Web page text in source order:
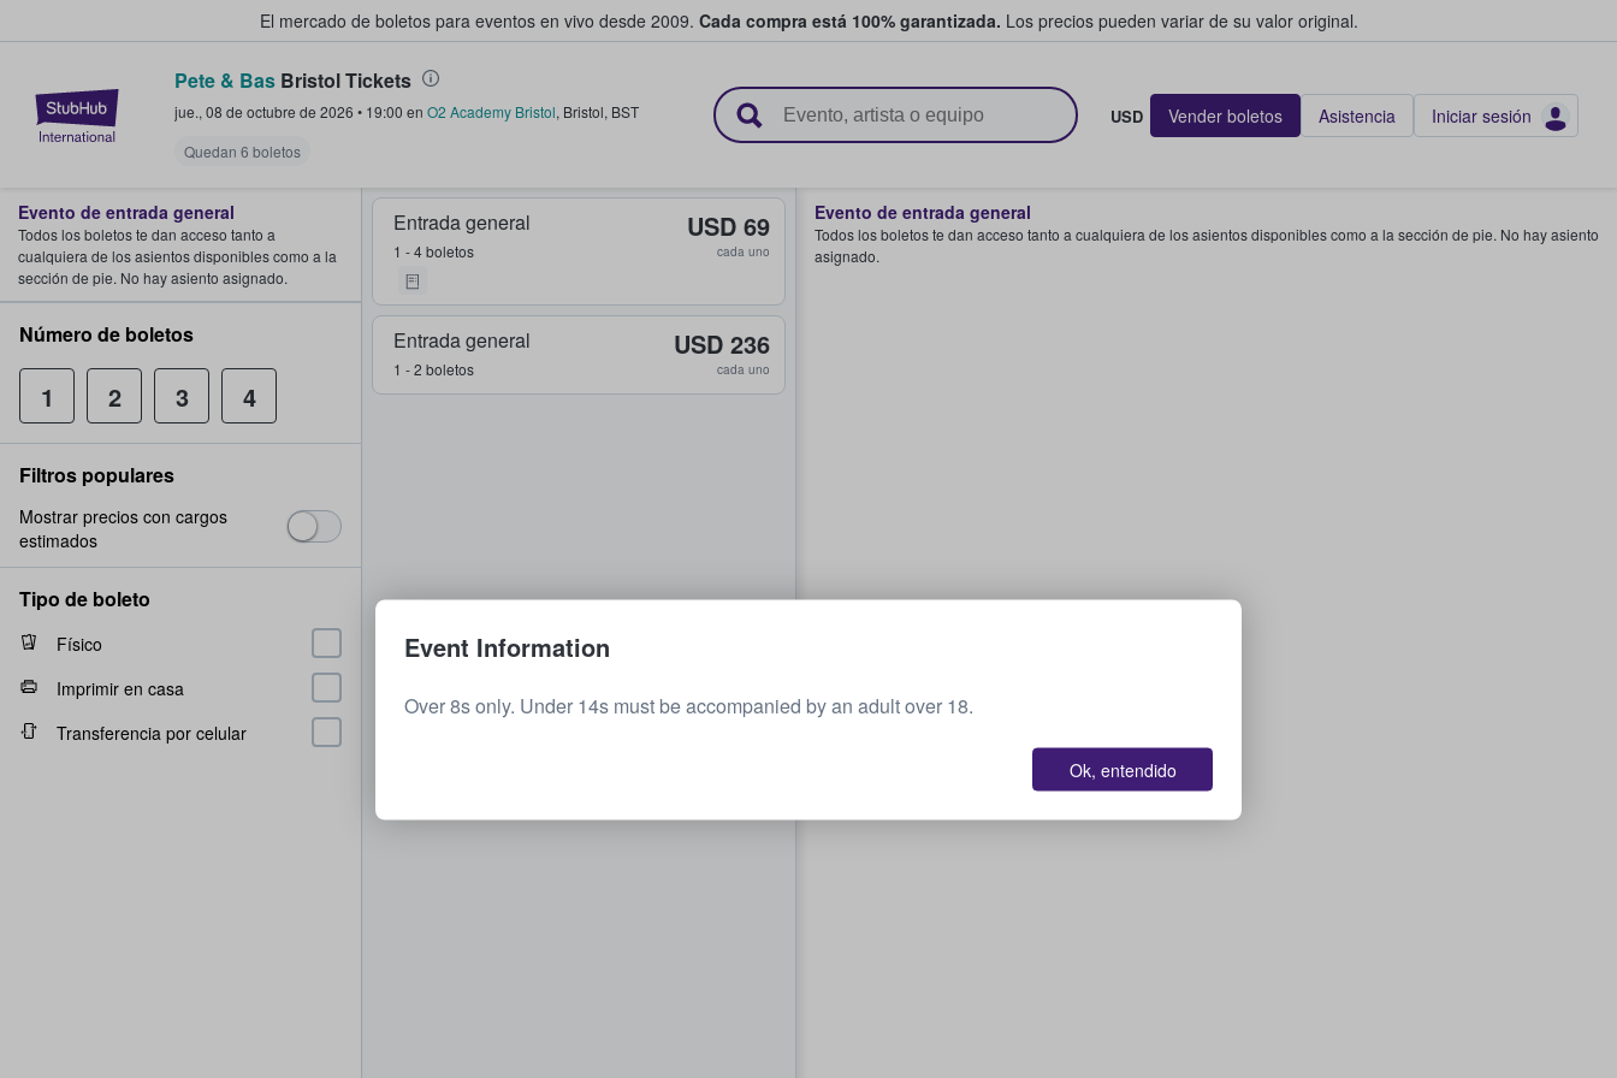
El mercado de boletos para eventos en vivo desde 2009. Cada compra está 100% garantizada. Los precios pueden variar de su valor original.
StubHub: donde los fans compran y venden boletos
Pete & Bas Bristol Tickets
jue., 08 de octubre de 2026 • 19:00 en O2 Academy Bristol, Bristol, BST
Quedan 6 boletos
USD Vender boletos Asistencia Iniciar sesión
Entrada general
1 - 4 boletos
USD 69
cada uno
Entrada general
1 - 2 boletos
USD 236
cada uno
Evento de entrada general
Todos los boletos te dan acceso tanto a cualquiera de los asientos disponibles como a la sección de pie. No hay asiento
asignado.
Evento de entrada general
Todos los boletos te dan acceso tanto a
cualquiera de los asientos disponibles como a la
sección de pie. No hay asiento asignado.
Número de boletos
1 2 3 4
Filtros populares
Mostrar precios con cargos
estimados
Tipo de boleto
Físico
Imprimir en casa
Transferencia por celular
Event Information
Over 8s only. Under 14s must be accompanied by an adult over 18.
Ok, entendido